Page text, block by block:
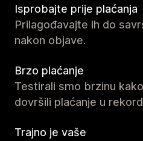
Isprobajte prije plaćanja
Prilagođavajte ih do
nakon objave.
Brzo plaćanje
Testirali smo brzinu
dovršili plaćanje u
Trajno je vaše